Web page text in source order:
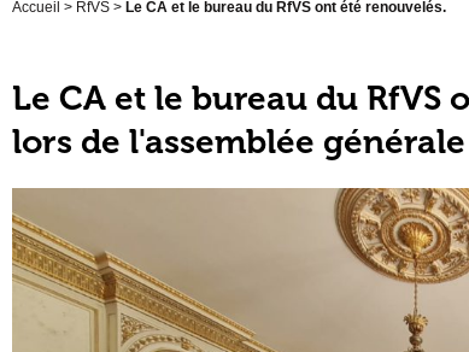
Accueil > RfVS > Le CA et le bureau du RfVS ont été renouvelés.
Le CA et le bureau du RfVS
lors de l'assemblée